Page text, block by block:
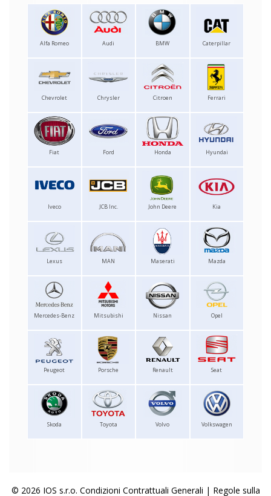
Alfa Romeo Audi BMW Caterpillar
Chevrolet Chrysler Citroen Ferrari
Fiat Ford Honda Hyundai
Iveco JCB Inc. John Deere Kia
Lexus MAN Maserati Mazda
Mercedes-Benz Mitsubishi Nissan Opel
Peugeot Porsche Renault Seat
Skoda Toyota Volvo Volkswagen
© 2026 IOS s.r.o. Condizioni Contrattuali Generali | Regole sulla